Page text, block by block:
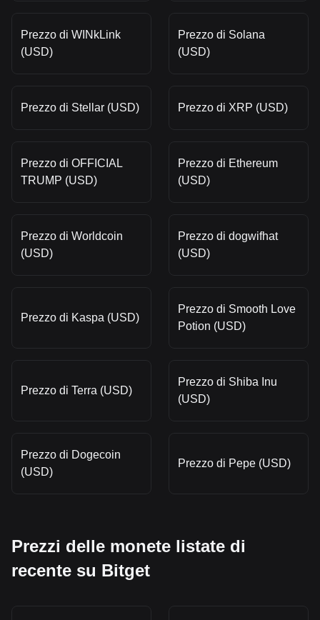
Prezzo di WINkLink
(USD)
Prezzo di Solana
(USD)
Prezzo di Stellar (USD) Prezzo di XRP (USD)
Prezzo di OFFICIAL
TRUMP (USD)
Prezzo di Ethereum
(USD)
Prezzo di Worldcoin
(USD)
Prezzo di dogwifhat
(USD)
Prezzo di Kaspa (USD)
Prezzo di Smooth Love
Potion (USD)
Prezzo di Terra (USD)
Prezzo di Shiba Inu
(USD)
Prezzo di Dogecoin
(USD)
Prezzo di Pepe (USD)
Prezzi delle monete listate di
recente su Bitget